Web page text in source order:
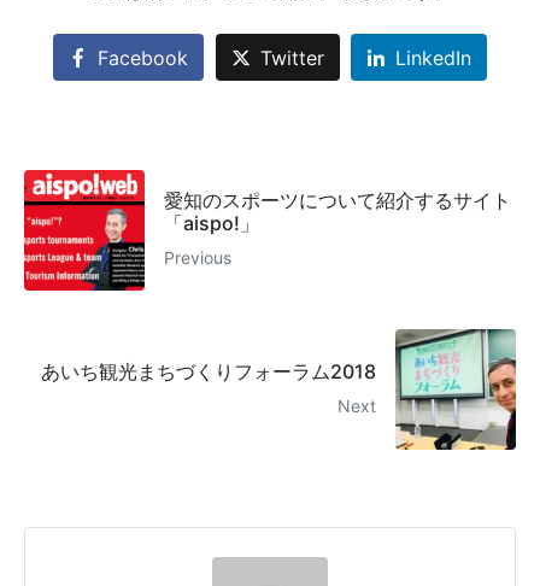
Facebook Twitter LinkedIn
愛知のスポーツについて紹介するサイト
「aispo!」
Previous
あいち観光まちづくりフォーラム2018
Next